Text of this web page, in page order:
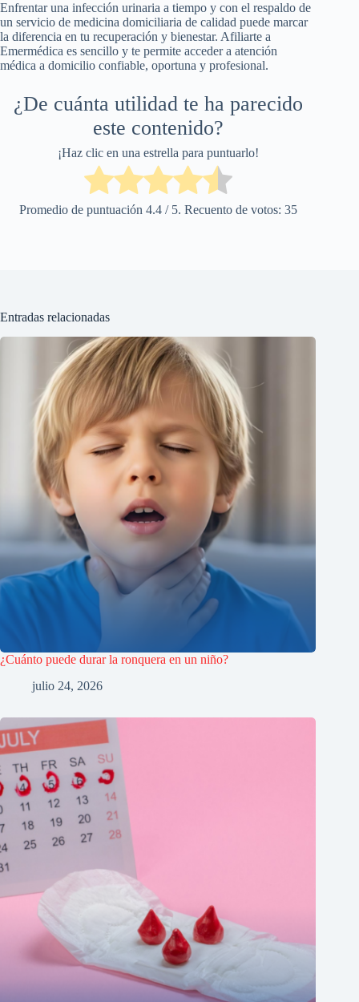
Enfrentar una infección urinaria a tiempo y con el respaldo de
un servicio de medicina domiciliaria de calidad puede marcar
la diferencia en tu recuperación y bienestar. Afiliarte a
Emermédica es sencillo y te permite acceder a atención
médica a domicilio confiable, oportuna y profesional.
¿De cuánta utilidad te ha parecido
este contenido?
¡Haz clic en una estrella para puntuarlo!
Promedio de puntuación 4.4/ 5. Recuento de votos: 35
Entradas relacionadas
¿Cuánto puede durar la ronquera en un niño?
julio 24, 2026